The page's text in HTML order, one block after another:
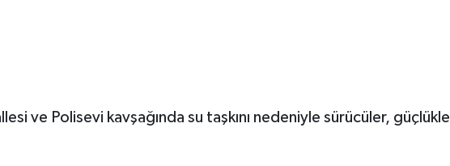
ve Polisevi kavşağında su taşkını nedeniyle sürücüler, güçlükle